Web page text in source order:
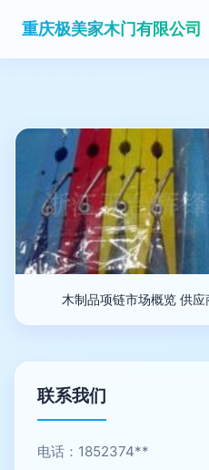
重庆极美家木门有限公司
木制品项链市场概览 供
联系我们
电话：1852374**